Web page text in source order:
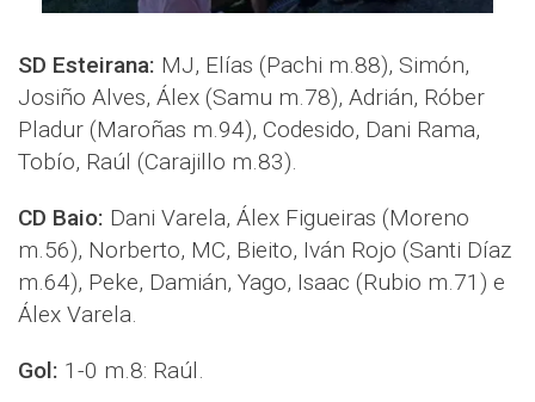
SD Esteirana: MJ, Elías (Pachi m.88), Simón,
Josiño Alves, Álex (Samu m.78), Adrián, Róber
Pladur (Maroñas m.94), Codesido, Dani Rama,
Tobío, Raúl (Carajillo m.83).
CD Baio: Dani Varela, Álex Figueiras (Moreno
m.56), Norberto, MC, Bieito, Iván Rojo (Santi Díaz
m.64), Peke, Damián, Yago, Isaac (Rubio m.71) e
Álex Varela.
Gol: 1-0 m.8: Raúl.